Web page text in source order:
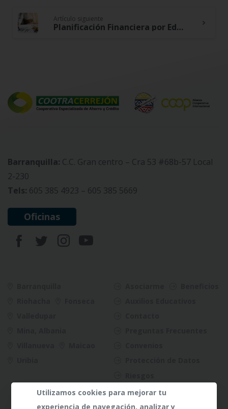
ReadingArtículo siguiente
Planificación Financiera por Edades, Consejos Específicos para Cada Etapa de la Vida
Barranquilla: C.C. Gran centro – Cra 53 #68b-57 Local
2-230
Tels: 605 385 4923 – 605 385 5669
Oficinas
Utilizamos cookies para mejorar tu
experiencia de navegación, analizar y